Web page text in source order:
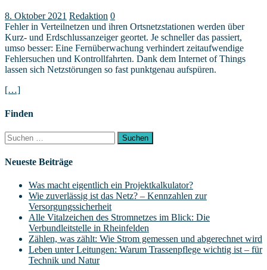
8. Oktober 2021 Redaktion 0
Fehler in Verteilnetzen und ihren Ortsnetzstationen werden über
Kurz- und Erdschlussanzeiger geortet. Je schneller das passiert,
umso besser: Eine Fernüberwachung verhindert zeitaufwendige
Fehlersuchen und Kontrollfahrten. Dank dem Internet of Things
lassen sich Netzstörungen so fast punktgenau aufspüren.
[…]
Finden
Suchen
nach:
Neueste Beiträge
Was macht eigentlich ein Projektkalkulator?
Wie zuverlässig ist das Netz? – Kennzahlen zur
Versorgungssicherheit
Alle Vitalzeichen des Stromnetzes im Blick: Die
Verbundleitstelle in Rheinfelden
Zählen, was zählt: Wie Strom gemessen und abgerechnet wird
Leben unter Leitungen: Warum Trassenpflege wichtig ist – für
Technik und Natur